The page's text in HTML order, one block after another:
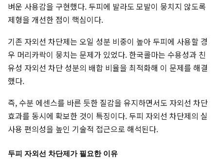
벼운 사용감을 구현했다. 두피에 발라도 모발이 뭉치지 않도록
제형을 개선한 점이 핵심이다.
기존 자외선 차단제는 오일 성분 비중이 높아 두피에 사용할 경
우 머리카락이 뭉치는 문제가 있었다. 한국콜마는 수용성과 친
유성 자외선 차단 성분의 배합 비율을 최적화해 이 문제를 해결
했다.
즉, 수분 에센스를 바른 듯한 질감을 유지하면서도 자외선 차단
효과를 동시에 확보한 것이 특징이다. 두피 자외선 차단제의 실
사용 편의성을 높인 기술적 접근으로 해석된다.
두피 자외선 차단제가 필요한 이유